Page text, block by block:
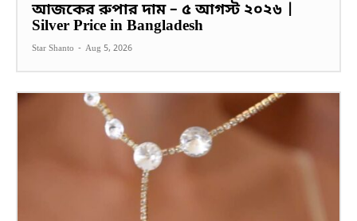
আজকের রুপার দাম – ৫ আগস্ট ২০২৬ |
Silver Price in Bangladesh
Star Shanto - Aug 5, 2026